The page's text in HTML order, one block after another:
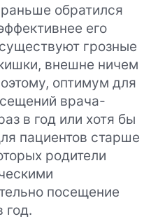
обратился
его
грозные
внешне ничем
оптимум для
врача-
в год или хотя бы
пациентов старше
родители
посещение
год.